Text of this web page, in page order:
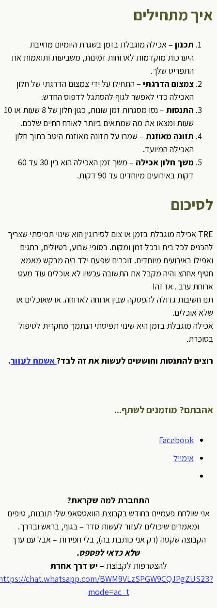
איך מתחילים
תכנון– אכילה מוגבלת בזמן בשגרת היומיום מחייבת
היערכות מוקדמות לארוחות זמינות, משביעות ותואמות את
התפריט שלך.
צמצום הדרגתי– התחילו על ידי צמצום הדרגתי של חלון
האכילה כדי לאפשר לגוף להסתגל לדפוס החדש.
התנסות
– נסו מסגרות זמן שונות, כגון חלון של 8 שעות או 10
שעות ומצאו את מה שמתאים ביותר לאורח החיים שלכם.
תזונה מאוזנת– שמרו על תזונה מאוזנת היטב בתוך חלון
האכילה המיועד.
משך חלון אכילה
– משך זמן האכילה הוא בין 30 עד 60
דקות באירועים מיוחדים עד 90 דקות.
לסיכום
TRE אכילה מוגבלת בזמן או צום לסירוגין הוא שינוי תפיסתי שצריך
להכניס לכל בית ובכל זמן ומקום. בסופי שבוע, בטיולים, בחגים
ואפילו באירועים מיוחדים. זוכרים שפעם ילד היה מבקש מאמא
חטיף אחהצ והיה מקבל את התשובה עכשיו לא אוכלים עוד מעט
ארוחת ערב . אז זה!
תנו חשיבות גדולה להפסקה שבין ארוחה לארוחה. או שאוכלים או
שלא אוכלים.
אכילה מוגבלת בזמן היא שינוי תפיסתי הנתמך מחקרית לטיפול
בסוכרת.
רוצים להתנסות וחוששים לעשות את זה לבד?אשמח לעזור.
אהבתם? מוזמנים לשתף...
Facebook
אימייל
התחברת למה שקראת?
אני שולחת פעמיים בחודש בקבוצת הוואטסאפ שלי תובנות, טיפים
ומאמרים שיכולים לעזור לעשות סדר – בגוף, בראש ובדרך.
הקבוצה שקטה (רק אני כותבת בה), בלי חפירות – אבל עם ערך
שלא כדאי לפספס.
להצטרפות לקבוצת– יש דרך אחרת
https://chat.whatsapp.com/BWM9VLzSPGW9CQJPgZUS23?
mode=ac_t